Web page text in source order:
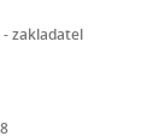
zakladatel